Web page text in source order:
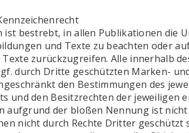
ist bestrebt, in allen Publikationen die
und Texte zu beachten oder
zurückzugreifen. Alle innerhalb
durch Dritte geschützten Marken-
den Bestimmungen des
und den Besitzrechten der jeweiligen
aufgrund der bloßen Nennung ist nicht
nicht durch Rechte Dritter geschützt